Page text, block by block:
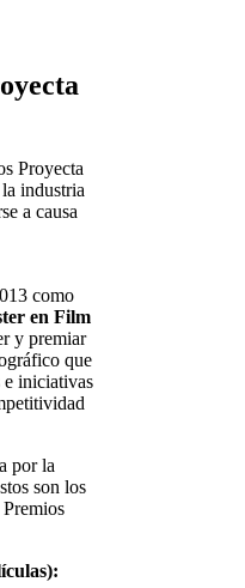
Proyecta
industria
a causa
como
en Film
y premiar
que
e iniciativas
por la
son los